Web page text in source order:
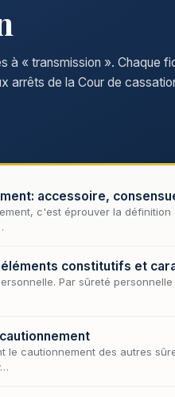
à « transmission ». Chaque
arrêts de la Cour de
accessoire,
c'est éprouver la
constitutifs et
Par sûreté
le cautionnement des autres